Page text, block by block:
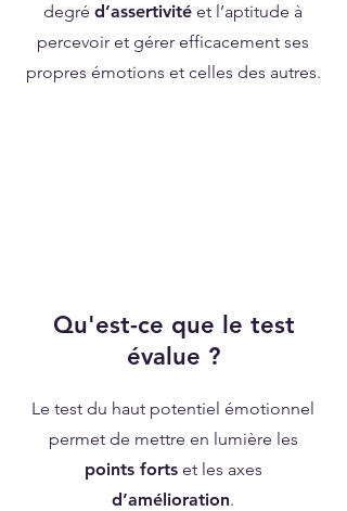
degré d’assertivité et l’aptitude à
percevoir et gérer efficacement ses
propres émotions et celles des autres.
Qu'est-ce que le test
évalue ?
Le test du haut potentiel émotionnel
permet de mettre en lumière les
points fortset les axes
d’amélioration.